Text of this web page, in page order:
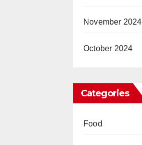
November 2024
October 2024
Categories
Food